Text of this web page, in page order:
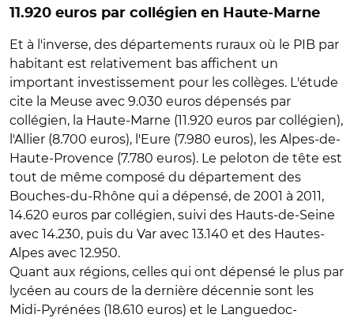
11.920 euros par collégien en Haute-Marne
Et à l'inverse, des départements ruraux où le PIB par
habitant est relativement bas affichent un
important investissement pour les collèges. L'étude
cite la Meuse avec 9.030 euros dépensés par
collégien, la Haute-Marne (11.920 euros par collégien),
l'Allier (8.700 euros), l'Eure (7.980 euros), les Alpes-de-
Haute-Provence (7.780 euros). Le peloton de tête est
tout de même composé du département des
Bouches-du-Rhône qui a dépensé, de 2001 à 2011,
14.620 euros par collégien, suivi des Hauts-de-Seine
avec 14.230, puis du Var avec 13.140 et des Hautes-
Alpes avec 12.950.
Quant aux régions, celles qui ont dépensé le plus par
lycéen au cours de la dernière décennie sont les
Midi-Pyrénées (18.610 euros) et le Languedoc-